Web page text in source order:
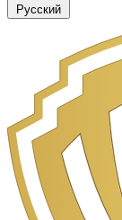
Русский